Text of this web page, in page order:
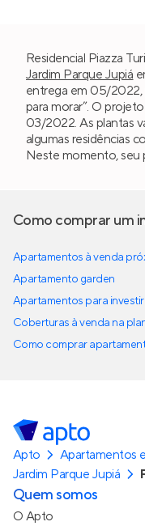
Residencial Piazza
Jardim Parque Jupiá
entrega em 05/2022,
para morar”. O
03/2022. As plantas
algumas residências
Neste momento, seu
Como comprar um
Apartamentos à venda
Apartamento garden
Apartamentos para investir
Coberturas à venda na
Como comprar
Apto
Apartamentos
Jardim Parque Jupiá
Quem somos
O Apto